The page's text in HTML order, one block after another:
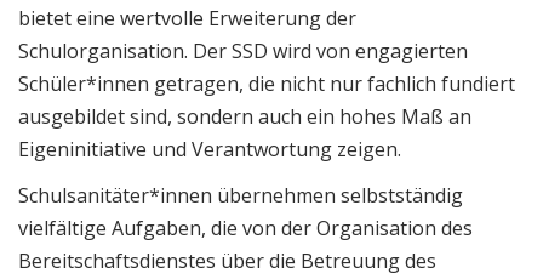
bietet eine wertvolle Erweiterung der
Schulorganisation. Der SSD wird von engagierten
Schüler*innen getragen, die nicht nur fachlich fundiert
ausgebildet sind, sondern auch ein hohes Maß an
Eigeninitiative und Verantwortung zeigen.
Schulsanitäter*innen übernehmen selbstständig
vielfältige Aufgaben, die von der Organisation des
Bereitschaftsdienstes über die Betreuung des